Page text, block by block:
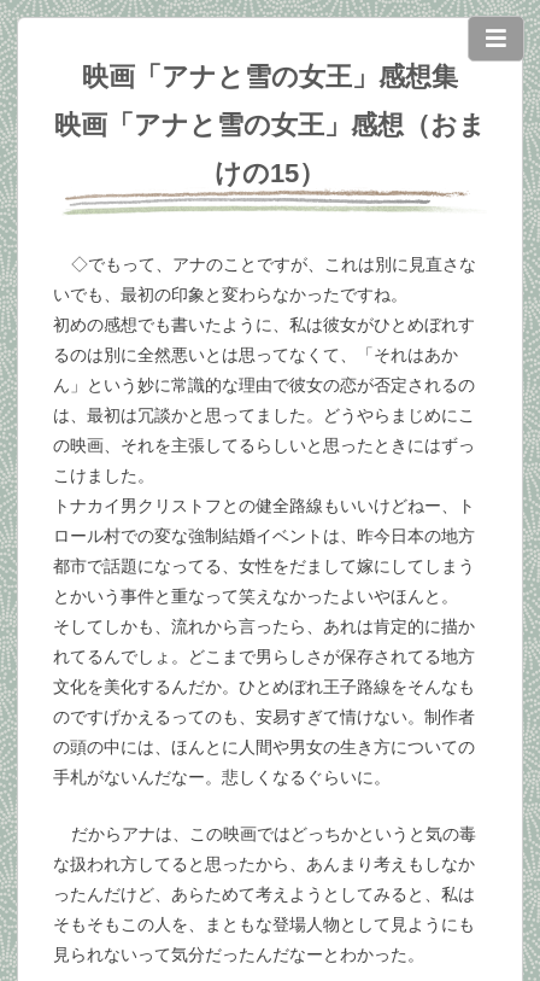
映画「アナと雪の女王」感想集
映画「アナと雪の女王」感想（おま
けの15）
◇でもって、アナのことですが、これは別に見直さな
いでも、最初の印象と変わらなかったですね。
初めの感想でも書いたように、私は彼女がひとめぼれす
るのは別に全然悪いとは思ってなくて、「それはあか
ん」という妙に常識的な理由で彼女の恋が否定されるの
は、最初は冗談かと思ってました。どうやらまじめにこ
の映画、それを主張してるらしいと思ったときにはずっ
こけました。
トナカイ男クリストフとの健全路線もいいけどねー、ト
ロール村での変な強制結婚イベントは、昨今日本の地方
都市で話題になってる、女性をだまして嫁にしてしまう
とかいう事件と重なって笑えなかったよいやほんと。
そしてしかも、流れから言ったら、あれは肯定的に描か
れてるんでしょ。どこまで男らしさが保存されてる地方
文化を美化するんだか。ひとめぼれ王子路線をそんなも
のですげかえるってのも、安易すぎて情けない。制作者
の頭の中には、ほんとに人間や男女の生き方についての
手札がないんだなー。悲しくなるぐらいに。
だからアナは、この映画ではどっちかというと気の毒
な扱われ方してると思ったから、あんまり考えもしなか
ったんだけど、あらためて考えようとしてみると、私は
そもそもこの人を、まともな登場人物として見ようにも
見られないって気分だったんだなーとわかった。